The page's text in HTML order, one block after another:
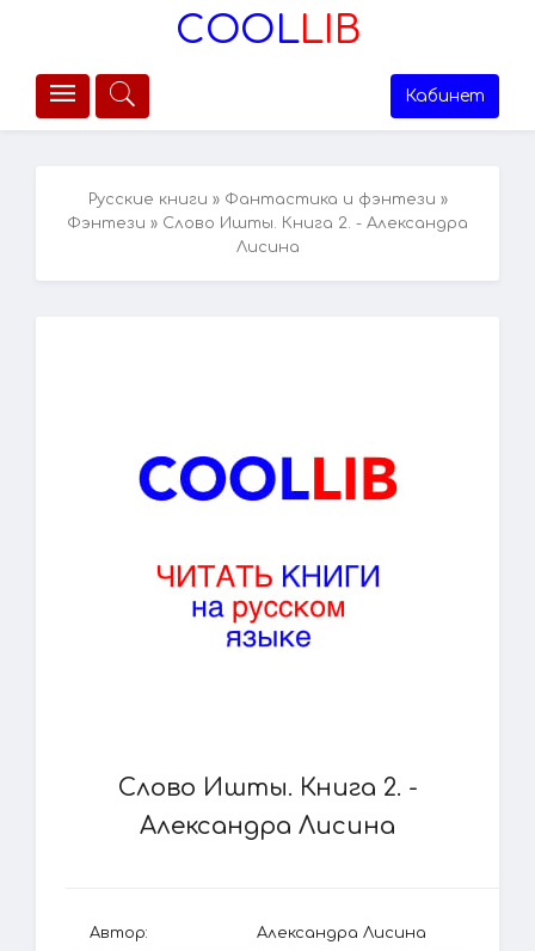
COOLLIB
Кабинет
Русские книги » Фантастика и фэнтези »
Фэнтези » Слово Ишты. Книга 2. - Александра
Лисина
Слово Ишты. Книга 2. -
Александра Лисина
Автор: Александра Лисина